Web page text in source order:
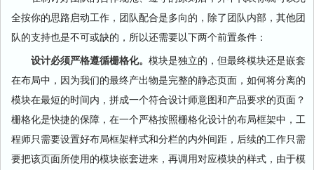
全按你的思路启动工作，团队配合是多向的，除了团队内部，其他团
队的支持也是不可或缺的，所以还需要以下两个前置条件：
设计必须严格遵循栅格化。 模块是独立的，但最终模块还是嵌套
在布局中，因为我们的最终产出物是完整的静态页面，如何将分离的
模块在最短的时间内，拼成一个符合设计师意图和产品要求的页面？
栅格化是快捷的保障，在一个严格按照栅格化设计的布局框架中，工
程师只需要设置好布局框架样式和分栏的内外间距，后续的工作只需
要把该页面所使用的模块嵌套进来，再调用对应模块的样式，由于模